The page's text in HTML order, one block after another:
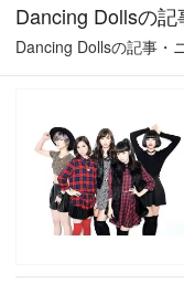
Dancing Dollsの
Dancing Dollsの記事・